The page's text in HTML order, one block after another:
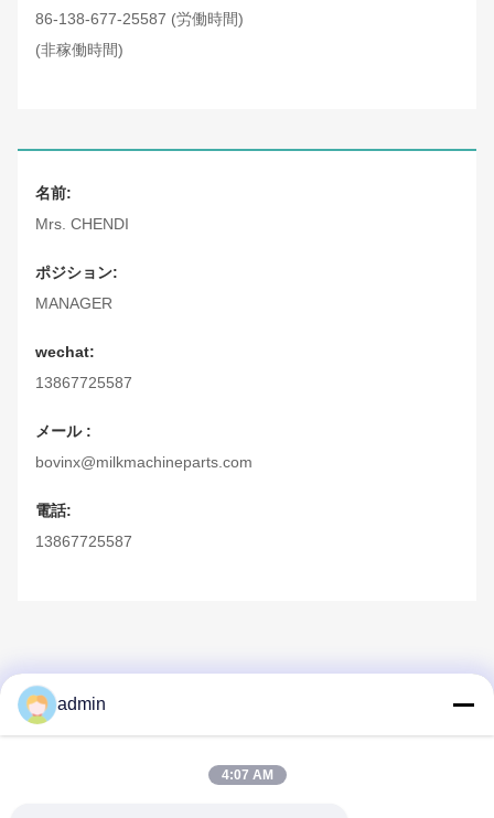
86-138-677-25587 (労働時間)
(非稼働時間)
名前:
Mrs. CHENDI
ポジション:
MANAGER
wechat:
13867725587
メール :
bovinx@milkmachineparts.com
電話:
13867725587
admin
4:07 AM